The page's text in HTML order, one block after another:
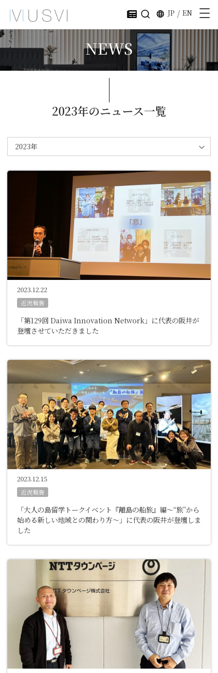
JP / EN
NEWS
2023年のニュース一覧
2023年
2023.12.22
近況報告
「第129回 Daiwa Innovation Network」に代表の阪井が
登壇させていただきました
2023.12.15
近況報告
「大人の島留学トークイベント『離島の船旅』編～“旅”から
始める新しい地域との関わり方～」に代表の阪井が登壇しま
した